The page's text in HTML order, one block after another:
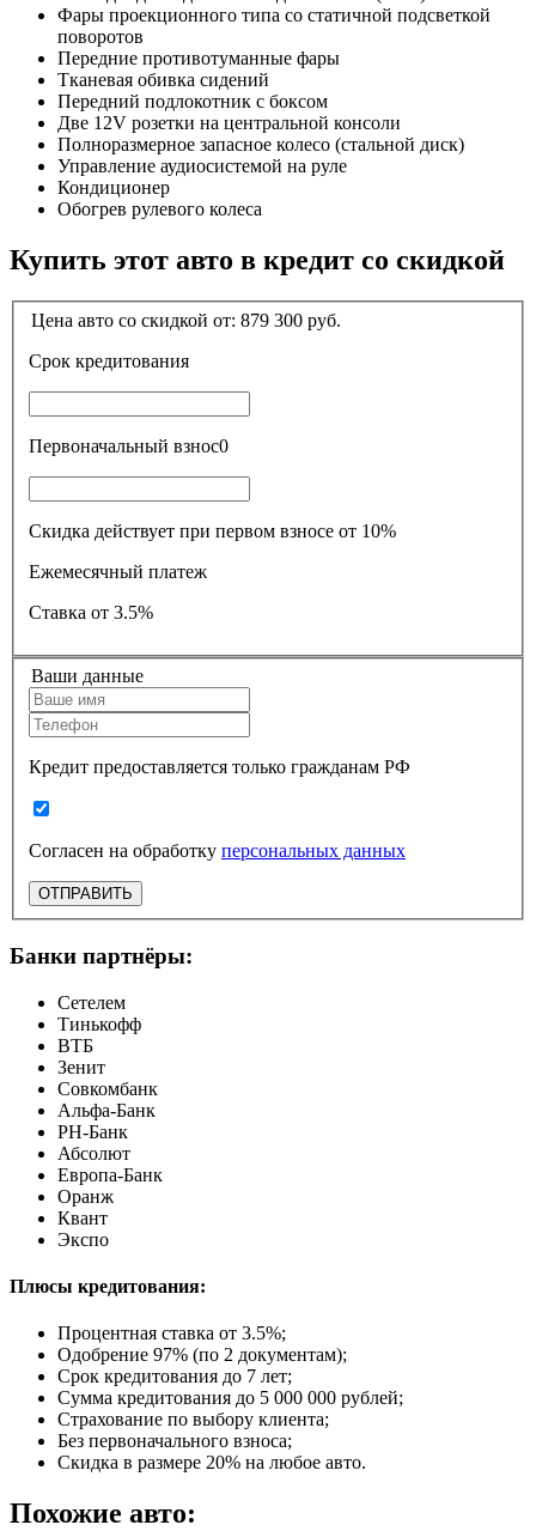
Фары проекционного типа со статичной подсветкой
поворотов
Передние противотуманные фары
Тканевая обивка сидений
Передний подлокотник с боксом
Две 12V розетки на центральной консоли
Полноразмерное запасное колесо (стальной диск)
Управление аудиосистемой на руле
Кондиционер
Обогрев рулевого колеса
Купить этот авто в кредит со скидкой
Цена авто со скидкой от: 879 300 руб.
Срок кредитования
Первоначальный взнос0
Скидка действует при первом взносе от 10%
Ежемесячный платеж
Ставка от 3.5%
Ваши данные
Кредит предоставляется только гражданам РФ
Согласен на обработку персональных данных
ОТПРАВИТЬ
Банки партнёры:
Сетелем
Тинькофф
ВТБ
Зенит
Совкомбанк
Альфа-Банк
РН-Банк
Абсолют
Европа-Банк
Оранж
Квант
Экспо
Плюсы кредитования:
Процентная ставка от 3.5%;
Одобрение 97% (по 2 документам);
Срок кредитования до 7 лет;
Сумма кредитования до 5 000 000 рублей;
Страхование по выбору клиента;
Без первоначального взноса;
Скидка в размере 20% на любое авто.
Похожие авто: